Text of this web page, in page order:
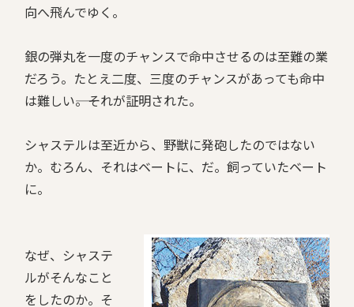
向へ飛んでゆく。
銀の弾丸を一度のチャンスで命中させるのは至難の業
だろう。たとえ二度、三度のチャンスがあっても命中
は難しい――。それが証明された。
シャステルは至近から、野獣に発砲したのではない
か。むろん、それはベートに、だ。飼っていたベート
に。
なぜ、シャステ
ルがそんなこと
をしたのか。そ